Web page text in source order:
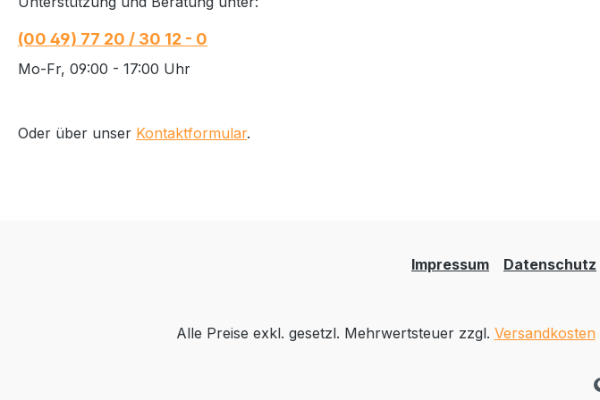
(00 49) 77 20 / 30 12 - 0
Mo-Fr, 09:00 - 17:00 Uhr
Oder über unser Kontaktformular.
Impressum Datenschutz
Alle Preise exkl. gesetzl. Mehrwertsteuer zzgl. Versandkosten